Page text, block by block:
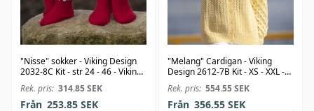
"Nisse" sokker - Viking Design
2032-8C Kit - str 24 - 46 - Viking
Alpaca Storm
Rek. pris: 314.85SEK
Från 253.85SEK
"Melang" Cardigan - Viking
Design 2612-7B Kit - XS - XXL -
Viking Bambino
Rek. pris: 554.55SEK
Från 356.55SEK